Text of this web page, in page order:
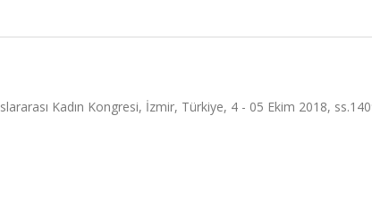
Kadın Kongresi, İzmir, Türkiye, 4 - 05 Ekim 2018,